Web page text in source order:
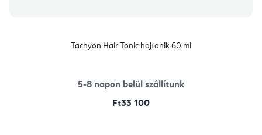
Tachyon Hair Tonic hajtonik 60 ml
5-8 napon belül szállítunk
Ft33 100